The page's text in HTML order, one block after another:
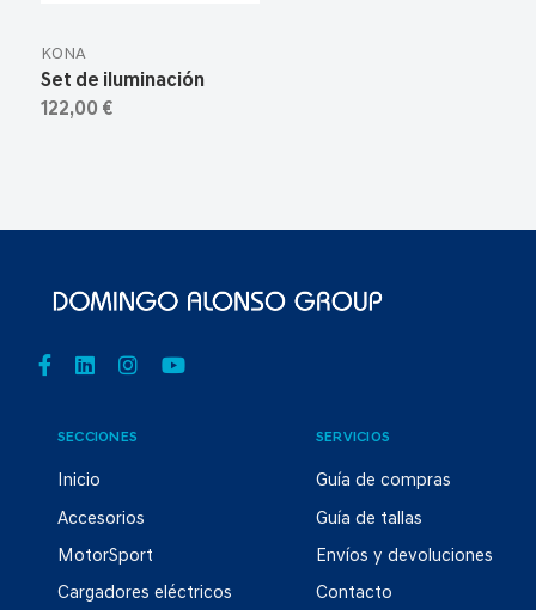
KONA
Set de iluminación
122,00 €
SECCIONES
Inicio
Accesorios
MotorSport
Cargadores eléctricos
SERVICIOS
Guía de compras
Guía de tallas
Envíos y devoluciones
Contacto